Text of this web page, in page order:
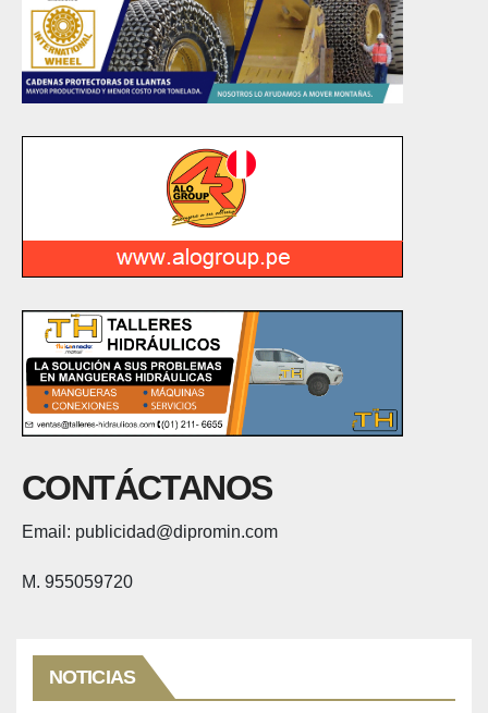
CONTÁCTANOS
Email: publicidad@dipromin.com
M. 955059720
NOTICIAS